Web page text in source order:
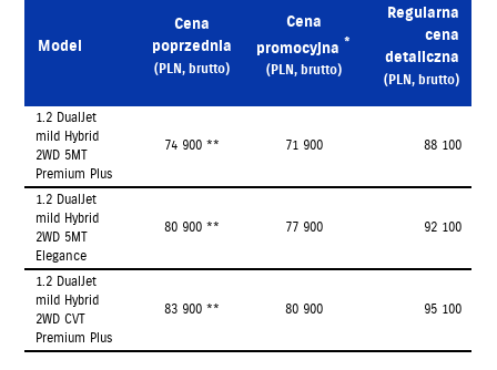
Model
Cena
poprzednia
(PLN, brutto)
Cena
promocyjna *
(PLN, brutto)
Regularna
cena
detaliczna
(PLN, brutto)
1.2 DualJet
mild Hybrid
2WD 5MT
Premium Plus
74 900 ** 71 900 88 100
1.2 DualJet
mild Hybrid
2WD 5MT
Elegance
80 900 ** 77 900 92 100
1.2 DualJet
mild Hybrid
2WD CVT
Premium Plus
83 900 ** 80 900 95 100